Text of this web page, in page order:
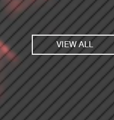
VIEW ALL